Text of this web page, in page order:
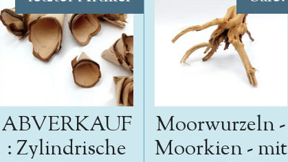
ABVERKAUF
: Zylindrische
Moorwurzeln -
Moorkien - mit